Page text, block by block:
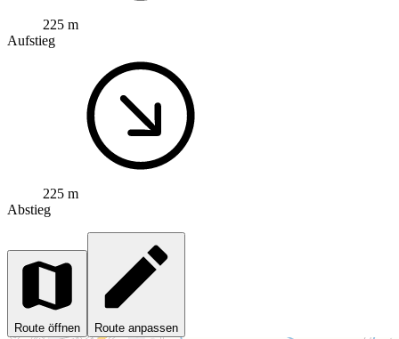
225 m
Aufstieg
225 m
Abstieg
Route öffnen Route anpassen